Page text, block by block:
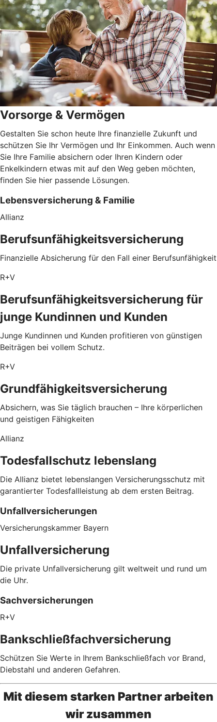
Vorsorge & Vermögen
Gestalten Sie schon heute Ihre finanzielle Zukunft und
schützen Sie Ihr Vermögen und Ihr Einkommen. Auch wenn
Sie Ihre Familie absichern oder Ihren Kindern oder
Enkelkindern etwas mit auf den Weg geben möchten,
finden Sie hier passende Lösungen.
Lebensversicherung & Familie
Allianz
Berufsunfähigkeitsversicherung
Finanzielle Absicherung für den Fall einer Berufsunfähigkeit
R+V
Berufsunfähigkeitsversicherung für
junge Kundinnen und Kunden
Junge Kundinnen und Kunden profitieren von günstigen
Beiträgen bei vollem Schutz.
R+V
Grundfähigkeitsversicherung
Absichern, was Sie täglich brauchen – Ihre körperlichen
und geistigen Fähigkeiten
Allianz
Todesfallschutz lebenslang
Die Allianz bietet lebenslangen Versicherungsschutz mit
garantierter Todesfallleistung ab dem ersten Beitrag.
Unfallversicherungen
Versicherungskammer Bayern
Unfallversicherung
Die private Unfallversicherung gilt weltweit und rund um
die Uhr.
Sachversicherungen
R+V
Bankschließfachversicherung
Schützen Sie Werte in Ihrem Bankschließfach vor Brand,
Diebstahl und anderen Gefahren.
Mit diesem starken Partner arbeiten
wir zusammen